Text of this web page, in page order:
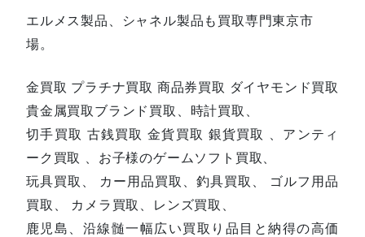
エルメス製品、シャネル製品も買取専門東京市
場。
金買取 プラチナ買取 商品券買取 ダイヤモンド買取
貴金属買取ブランド買取、時計買取、
切手買取 古銭買取 金貨買取 銀貨買取 、アンティ
ーク買取 、お子様のゲームソフト買取、
玩具買取、 カー用品買取、釣具買取、 ゴルフ用品
買取、 カメラ買取、レンズ買取、
鹿児島、沿線髄一幅広い買取り品目と納得の高価